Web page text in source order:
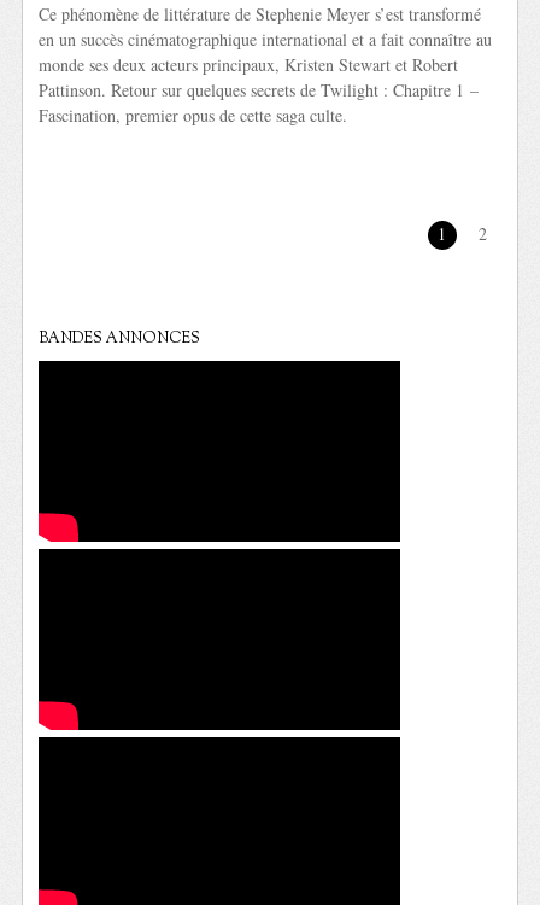
Ce phénomène de littérature de Stephenie Meyer s’est transformé
en un succès cinématographique international et a fait connaître au
monde ses deux acteurs principaux, Kristen Stewart et Robert
Pattinson. Retour sur quelques secrets de Twilight : Chapitre 1 –
Fascination, premier opus de cette saga culte.
1 2
BANDES ANNONCES